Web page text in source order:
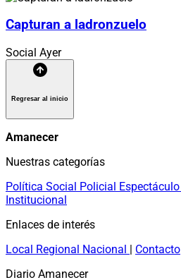
Capturan a ladronzuelo
Social Ayer
Regresar al inicio
Amanecer
Nuestras categorías
Política Social Policial Espectáculo
Institucional
Enlaces de interés
Local Regional Nacional | Contacto
Diario Amanecer